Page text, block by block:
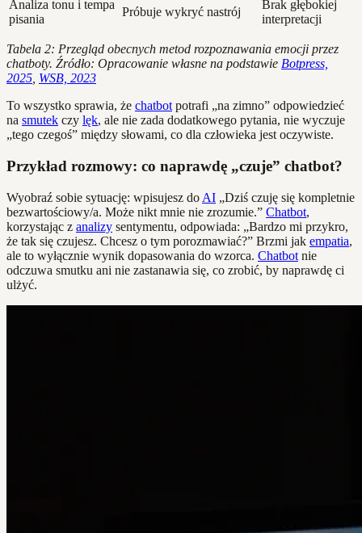
Analiza tonu i tempa
pisania
Próbuje wykryć nastrój
Brak głębokiej
interpretacji
Tabela 2: Przegląd obecnych metod rozpoznawania emocji przez
chatboty. Źródło: Opracowanie własne na podstawie Botpress,
2025 WSB, 2023
To wszystko sprawia, że chatbot potrafi „na zimno” odpowiedzieć
na smutek czy lęk, ale nie zada dodatkowego pytania, nie wyczuje
„tego czegoś” między słowami, co dla człowieka jest oczywiste.
Przykład rozmowy: co naprawdę „czuje” chatbot?
Wyobraź sobie sytuację: wpisujesz do AI „Dziś czuję się kompletnie
bezwartościowy/a. Może nikt mnie nie zrozumie.” Chatbot,
korzystając z analizy sentymentu, odpowiada: „Bardzo mi przykro,
że tak się czujesz. Chcesz o tym porozmawiać?” Brzmi jak empatia,
ale to wyłącznie wynik dopasowania do wzorca. Chatbot nie
odczuwa smutku ani nie zastanawia się, co zrobić, by naprawdę ci
ulżyć.